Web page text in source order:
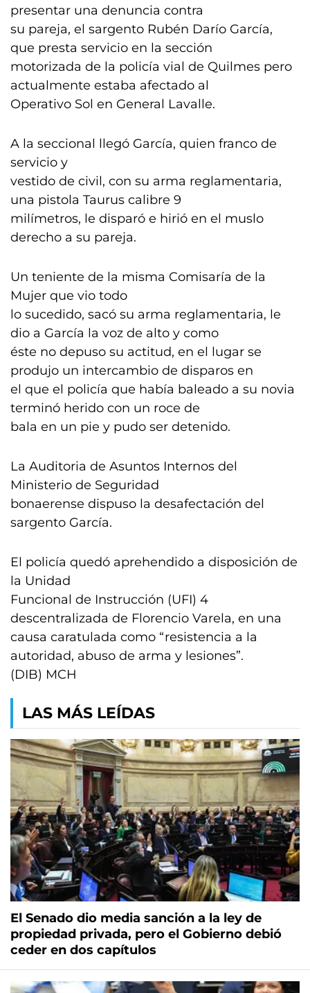
presentar una denuncia contra
su pareja, el sargento Rubén Darío García,
que presta servicio en la sección
motorizada de la policía vial de Quilmes pero
actualmente estaba afectado al
Operativo Sol en General Lavalle.
A la seccional llegó García, quien franco de
servicio y
vestido de civil, con su arma reglamentaria,
una pistola Taurus calibre 9
milímetros, le disparó e hirió en el muslo
derecho a su pareja.
Un teniente de la misma Comisaría de la
Mujer que vio todo
lo sucedido, sacó su arma reglamentaria, le
dio a García la voz de alto y como
éste no depuso su actitud, en el lugar se
produjo un intercambio de disparos en
el que el policía que había baleado a su novia
terminó herido con un roce de
bala en un pie y pudo ser detenido.
La Auditoria de Asuntos Internos del
Ministerio de Seguridad
bonaerense dispuso la desafectación del
sargento García.
El policía quedó aprehendido a disposición de
la Unidad
Funcional de Instrucción (UFI) 4
descentralizada de Florencio Varela, en una
causa caratulada como “resistencia a la
autoridad, abuso de arma y lesiones”.
(DIB) MCH
LAS MÁS LEÍDAS
El Senado dio media sanción a la ley de
propiedad privada, pero el Gobierno debió
ceder en dos capítulos